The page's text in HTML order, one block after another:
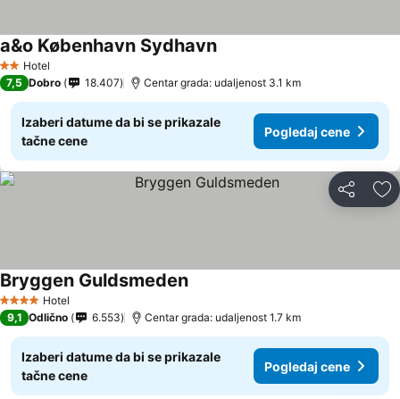
2 Zvezdice
Hotel
a&o København SydhavnPogledaj cene
7,5 Dobro 18.407 Centar grada: udaljenost 3.1 km
Izaberi datume da bi se prikazale
tačne cene
Pogledaj cene
Deli
4 ZvezdiceHotel
Bryggen GuldsmedenPogledaj cene
9,1 Odlično 6.553 Centar grada: udaljenost 1.7 km
Izaberi datume da bi se prikazale
tačne cene
Pogledaj cene